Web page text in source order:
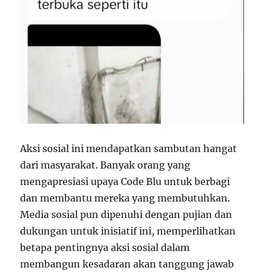
Aksi sosial ini mendapatkan sambutan hangat
dari masyarakat. Banyak orang yang
mengapresiasi upaya Code Blu untuk berbagi
dan membantu mereka yang membutuhkan.
Media sosial pun dipenuhi dengan pujian dan
dukungan untuk inisiatif ini, memperlihatkan
betapa pentingnya aksi sosial dalam
membangun kesadaran akan tanggung jawab